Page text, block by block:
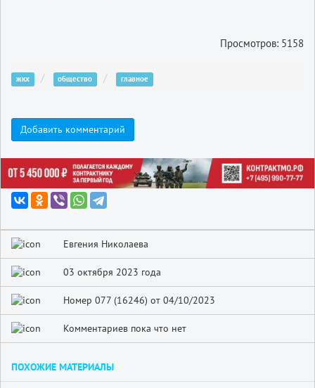
Просмотров: 5158
жкх общество главное
Добавить комментарий
Евгения Николаева
03 октября 2023 года
Номер 077 (16246) от 04/10/2023
Комментариев пока что нет
ПОХОЖИЕ МАТЕРИАЛЫ